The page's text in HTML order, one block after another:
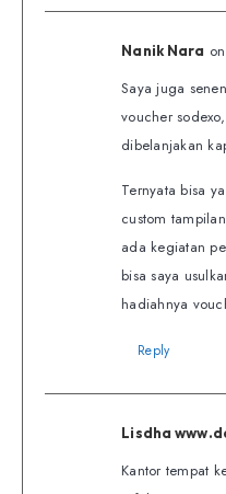
Nanik Nara
Saya juga
voucher
dibelanjakan
Ternyata bisa
custom
ada kegiatan
bisa saya
hadiahnya
Reply
Lisdha
Kantor tempat